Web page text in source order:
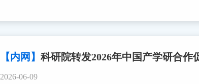
【内网】 科研院转发2026年中国产学研合作
2026-06-09